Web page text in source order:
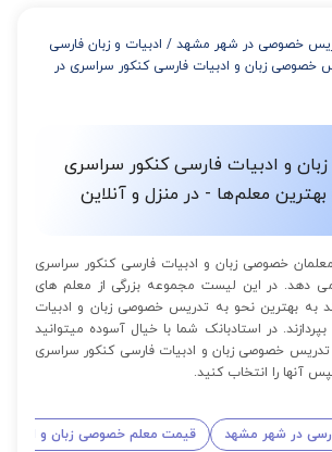
خصوصی در شهر مشهد / ادبیات و زبان فارسی
خصوصی زبان و ادبیات فارسی کنکور سراسری در
و ادبیات فارسی کنکور سراسری
معلم‌ها - در منزل و آنلاین
خصوصی زبان و ادبیات فارسی کنکور سراسری
دهد. در این لیست مجموعه بزرگی از معلم های
به بهترین نحو به تدریس خصوصی زبان و ادبیات
در استادبانک شما با خیال آسوده میتوانید
تدریس خصوصی زبان و ادبیات فارسی کنکور سراسری
آنها را انتخاب کنید.
در شهر مشهد قیمت معلم خصوصی زبان و